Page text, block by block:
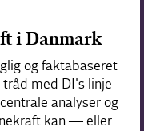
i Danmark
og faktabaseret
med DI's linje
analyser og
kan — eller